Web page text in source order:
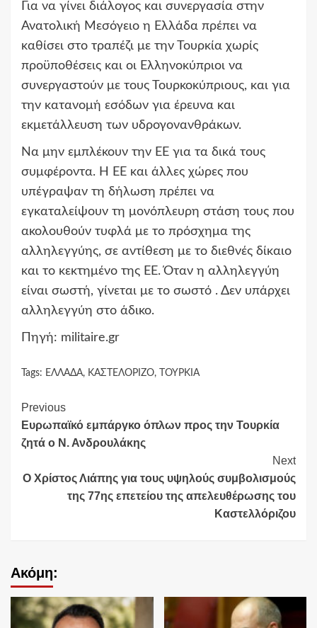
Για να γίνει διάλογος και συνεργασία στην
Ανατολική Μεσόγειο η Ελλάδα πρέπει να
καθίσει στο τραπέζι με την Τουρκία χωρίς
προϋποθέσεις και οι Ελληνοκύπριοι να
συνεργαστούν με τους Τουρκοκύπριους, και για
την κατανομή εσόδων για έρευνα και
εκμετάλλευση των υδρογονανθράκων.
Να μην εμπλέκουν την ΕΕ για τα δικά τους
συμφέροντα. H ΕΕ και άλλες χώρες που
υπέγραψαν τη δήλωση πρέπει να
εγκαταλείψουν τη μονόπλευρη στάση τους που
ακολουθούν τυφλά με το πρόσχημα της
αλληλεγγύης, σε αντίθεση με το διεθνές δίκαιο
και το κεκτημένο της ΕΕ. Όταν η αλληλεγγύη
είναι σωστή, γίνεται με το σωστό . Δεν υπάρχει
αλληλεγγύη στο άδικο.
Πηγή: militaire.gr
Tags: ΕΛΛΑΔΑ, ΚΑΣΤΕΛΟΡΙΖΟ, ΤΟΥΡΚΙΑ
Continue
Reading
Previous
Ευρωπαϊκό εμπάργκο όπλων προς την Τουρκία
ζητά ο Ν. Ανδρουλάκης
Next
Ο Χρίστος Λιάπης για τους υψηλούς συμβολισμούς
της 77ης επετείου της απελευθέρωσης του
Καστελλόριζου
Ακόμη: